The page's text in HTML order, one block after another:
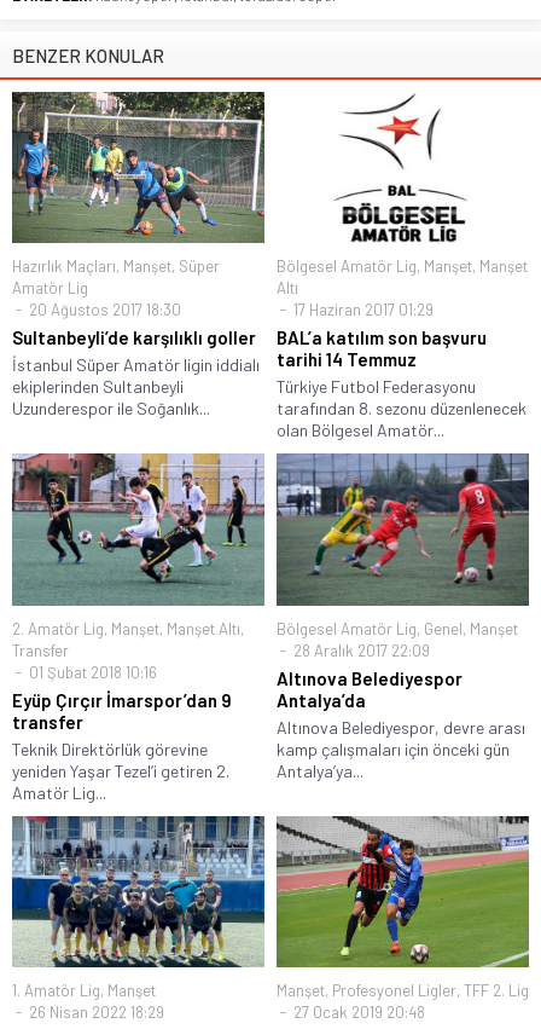
BENZER KONULAR
Hazırlık Maçları, Manşet, Süper
Amatör Lig
20 Ağustos 2017 18:30
Sultanbeyli’de karşılıklı goller
İstanbul Süper Amatör ligin iddialı
ekiplerinden Sultanbeyli
Uzunderespor ile Soğanlık...
Bölgesel Amatör Lig, Manşet, Manşet
Altı
17 Haziran 2017 01:29
BAL’a katılım son başvuru
tarihi 14 Temmuz
Türkiye Futbol Federasyonu
tarafından 8. sezonu düzenlenecek
olan Bölgesel Amatör...
2. Amatör Lig, Manşet, Manşet Altı,
Transfer
01 Şubat 2018 10:16
Eyüp Çırçır İmarspor’dan 9
transfer
Teknik Direktörlük görevine
yeniden Yaşar Tezel’i getiren 2.
Amatör Lig...
Bölgesel Amatör Lig, Genel, Manşet
28 Aralık 2017 22:09
Altınova Belediyespor
Antalya’da
Altınova Belediyespor, devre arası
kamp çalışmaları için önceki gün
Antalya’ya...
1. Amatör Lig, Manşet
26 Nisan 2022 18:29
Manşet, Profesyonel Ligler, TFF 2. Lig
27 Ocak 2019 20:48